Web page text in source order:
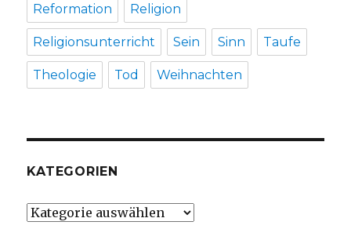
Reformation Religion
Religionsunterricht Sein Sinn Taufe
Theologie Tod Weihnachten
KATEGORIEN
Kategorien